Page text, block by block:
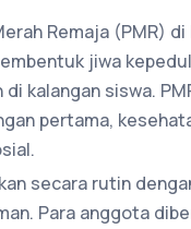
Remaja (PMR)
jiwa
kalangan siswa.
pertama,
secara rutin
Para anggota